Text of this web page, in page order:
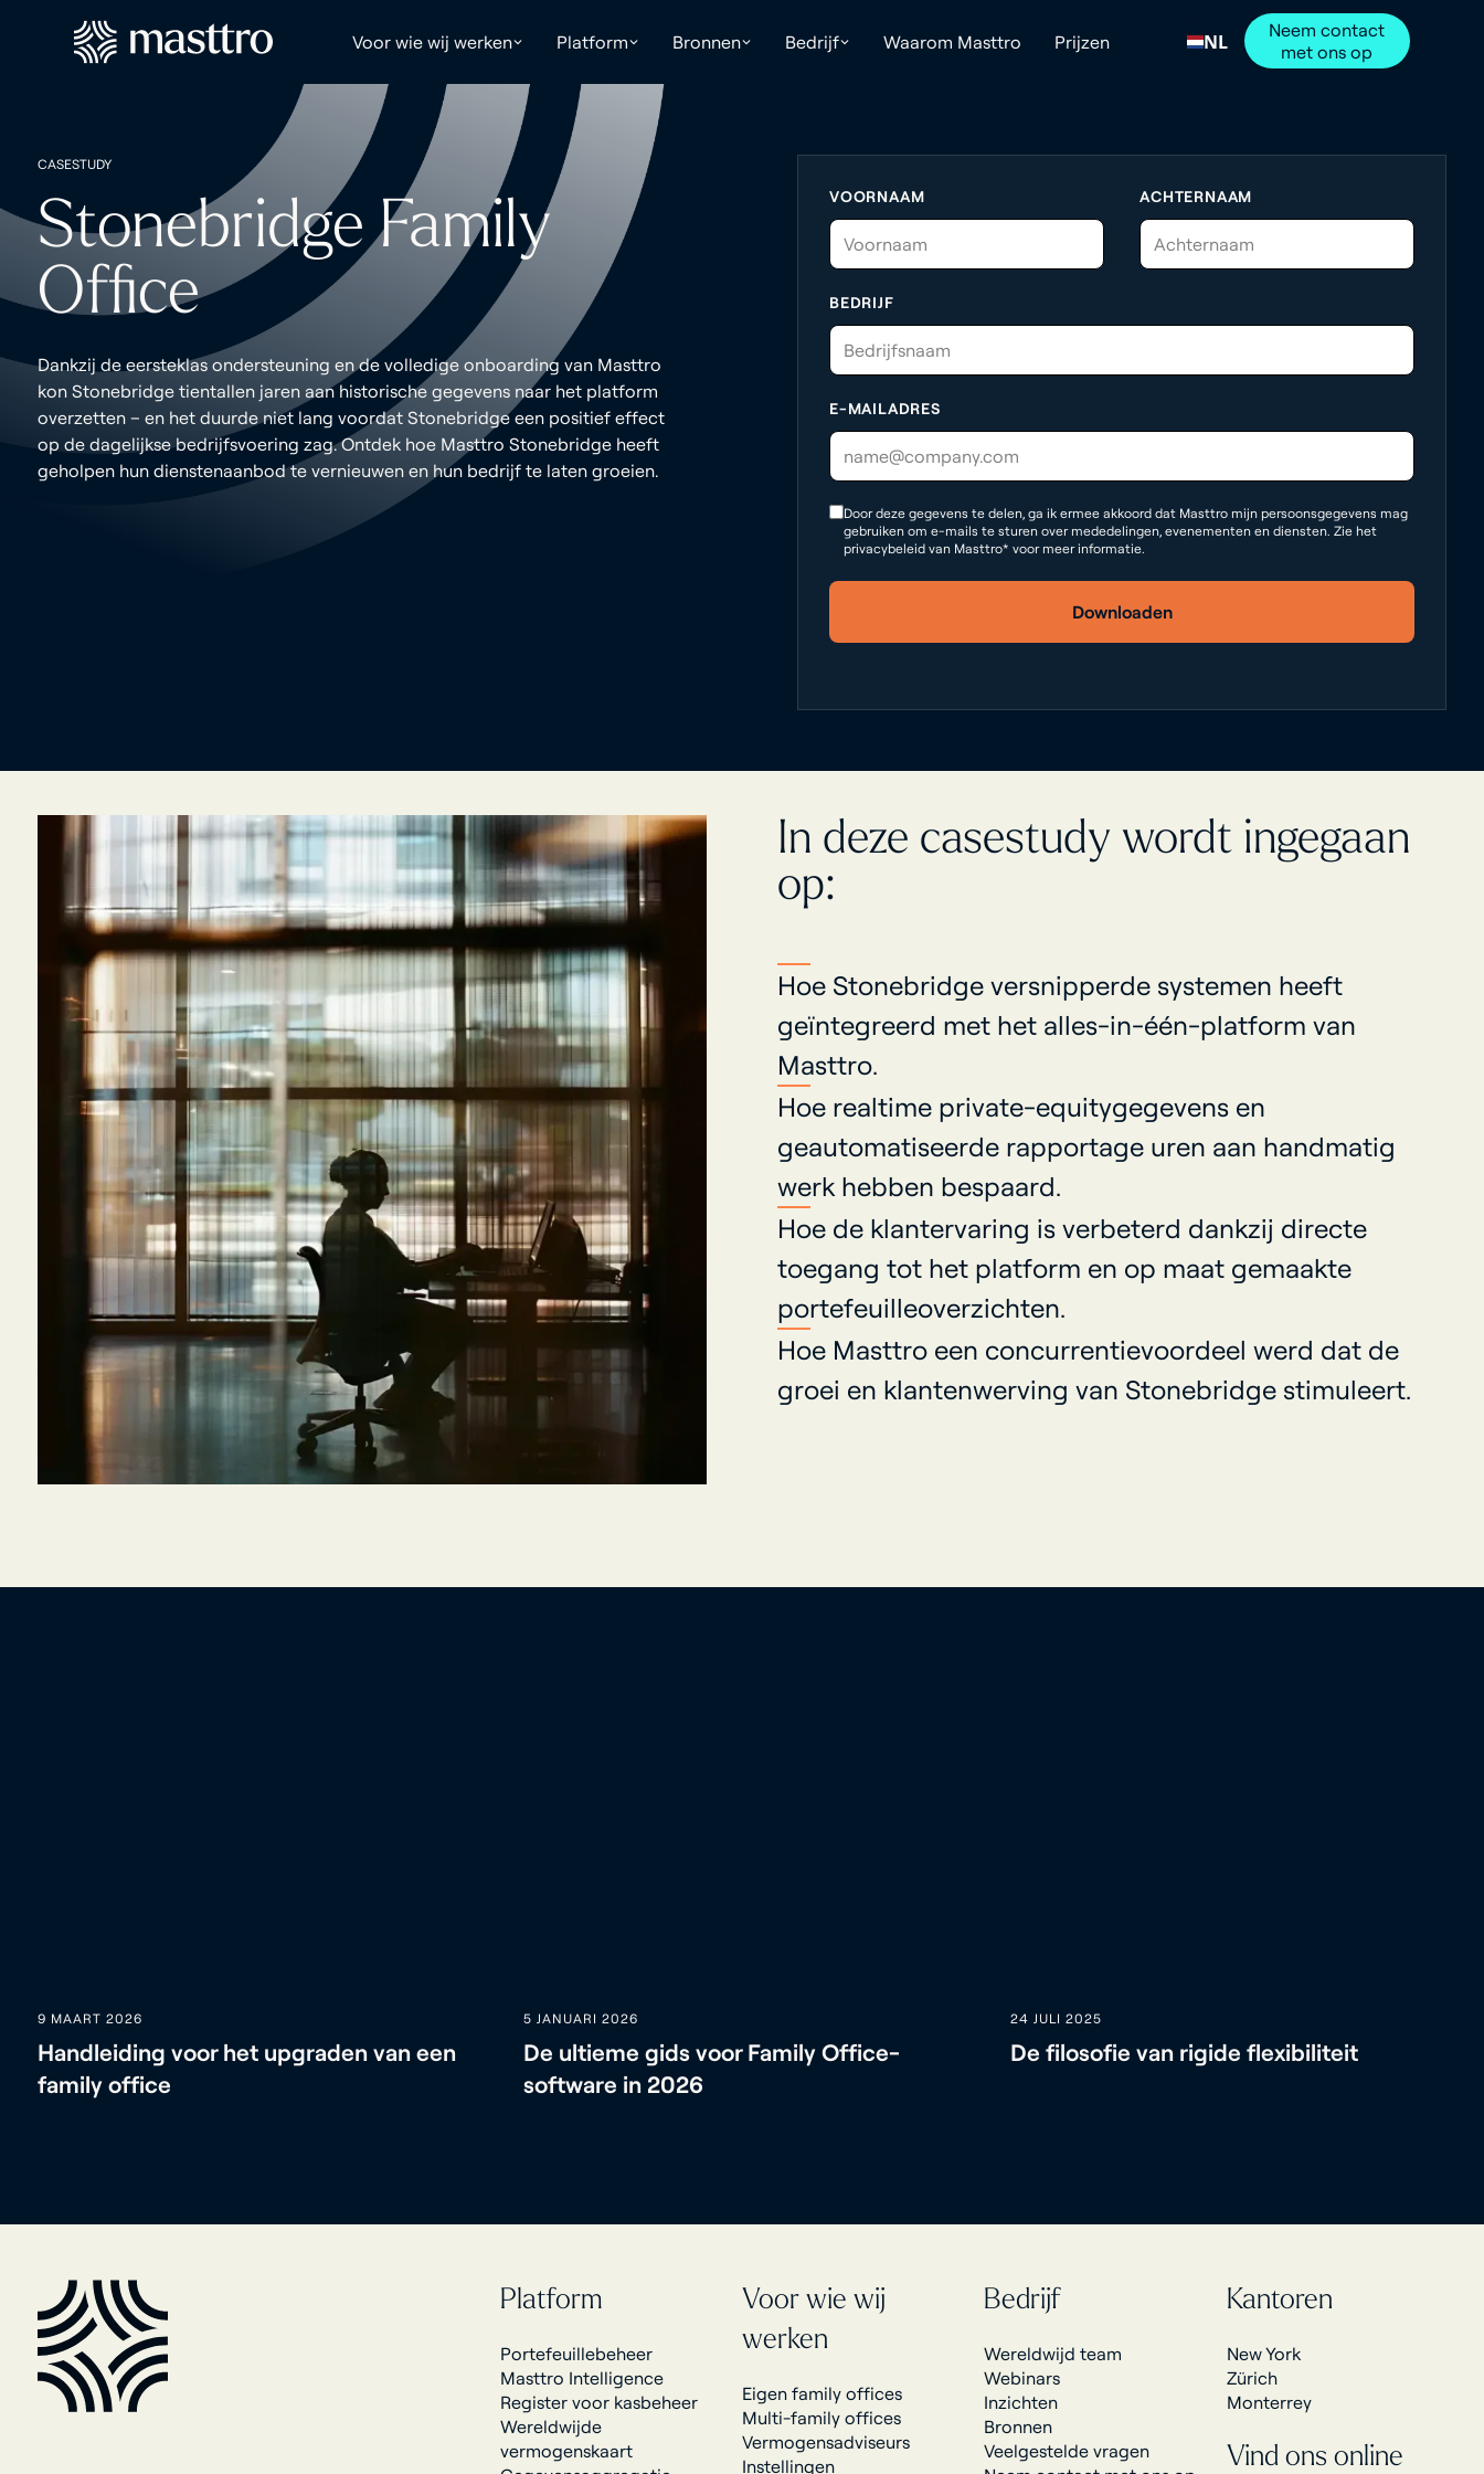
Voor wie wij werken Platform Bronnen Bedrijf Waarom Masttro Prijzen NL
Neem contact
met ons op
CASESTUDY
Stonebridge Family
Office
Dankzij de eersteklas ondersteuning en de volledige onboarding van Masttro
kon Stonebridge tientallen jaren aan historische gegevens naar het platform
overzetten – en het duurde niet lang voordat Stonebridge een positief effect
op de dagelijkse bedrijfsvoering zag. Ontdek hoe Masttro Stonebridge heeft
geholpen hun dienstenaanbod te vernieuwen en hun bedrijf te laten groeien.
VOORNAAM ACHTERNAAM
BEDRIJF
E-MAILADRES
Door deze gegevens te delen, ga ik ermee akkoord dat Masttro mijn persoonsgegevens mag
gebruiken om e-mails te sturen over mededelingen, evenementen en diensten. Zie het
privacybeleid van Masttro* voor meer informatie.
Downloaden
In deze casestudy wordt ingegaan
op:
Hoe Stonebridge versnipperde systemen heeft
geïntegreerd met het alles-in-één-platform van
Masttro.
Hoe realtime private-equitygegevens en
geautomatiseerde rapportage uren aan handmatig
werk hebben bespaard.
Hoe de klantervaring is verbeterd dankzij directe
toegang tot het platform en op maat gemaakte
portefeuilleoverzichten.
Hoe Masttro een concurrentievoordeel werd dat de
groei en klantenwerving van Stonebridge stimuleert.
9 MAART 2026
Handleiding voor het upgraden van een
family office
5 JANUARI 2026
De ultieme gids voor Family Office-
software in 2026
24 JULI 2025
De filosofie van rigide flexibiliteit
Platform
Portefeuillebeheer
Masttro Intelligence
Register voor kasbeheer
Wereldwijde
vermogenskaart
Voor wie wij
werken
Eigen family offices
Multi-family offices
Vermogensadviseurs
Instellingen
Bedrijf
Wereldwijd team
Webinars
Inzichten
Bronnen
Veelgestelde vragen
Kantoren
New York
Zürich
Monterrey
Vind ons online